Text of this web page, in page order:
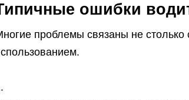
ошибки
проблемы связаны не